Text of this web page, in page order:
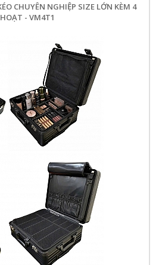
CHUYÊN NGHIỆP SIZE LỚN KÈM 4
- VM4T1